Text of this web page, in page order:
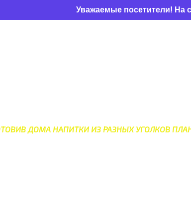
ДОМА НАПИТКИ ИЗ РАЗНЫХ УГОЛКОВ
Уважаемые посетители! На сайте